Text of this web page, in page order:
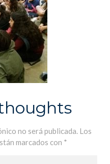
no será publicada. Los
marcados con *